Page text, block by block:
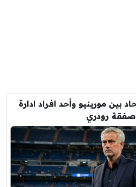
بين مورينيو وأحد افراد ادارة
صفقة رودري